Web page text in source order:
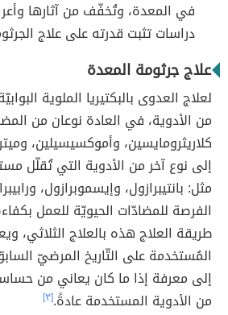
في المعدة، وتُخفّف من آثارها
دراسات تثبت قدرته على علاج
علاج جرثومة المعدة
لعلاج العدوى بالبكتيريا الملوية
من الأدوية، في العادة نوعان من
كلاريثرومايسين، وأموكسيسيلين،
إلى نوع آخر من الأدوية التي تُقلّل
مثل: بانتيبرازول، وإيسموبرازول،
الفرصة للمضادّات الحيويّة للعمل
طريقة العلاج هذه بالعلاج الثلاثي،
المُستخدمة على التّاريخ المرضيّ
إلى معرفة إذا ما كان يعاني من
من الأدوية المستخدمة عادةً.[٣]